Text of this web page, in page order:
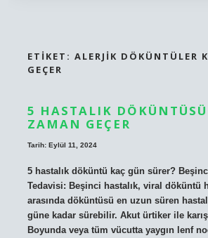
ETIKET: ALERJIK DÖKÜNTÜLER
GEÇER
5 HASTALIK
ZAMAN GEÇER
Tarih: Eylül 11, 2024
5 hastalık döküntü kaç gün sürer?
Tedavisi: Beşinci hastalık, viral döküntü
arasında döküntüsü en uzun süren
güne kadar sürebilir. Akut ürtiker ile
Boyunda veya tüm vücutta yaygın lenf